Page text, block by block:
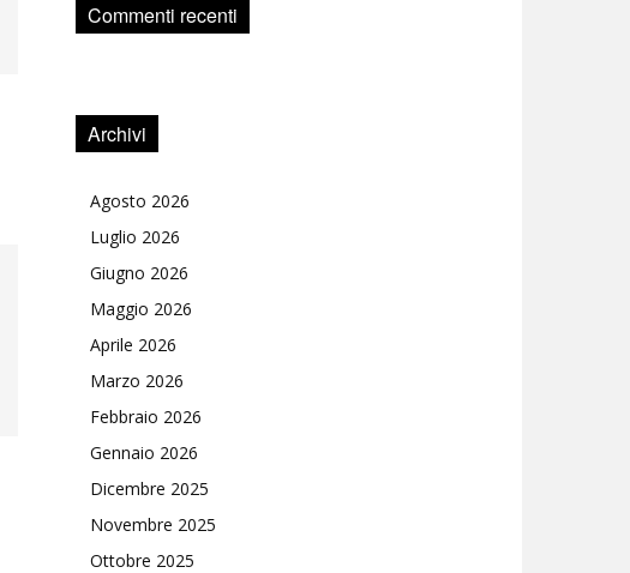
Commenti recenti
Archivi
Agosto 2026
Luglio 2026
Giugno 2026
Maggio 2026
Aprile 2026
Marzo 2026
Febbraio 2026
Gennaio 2026
Dicembre 2025
Novembre 2025
Ottobre 2025